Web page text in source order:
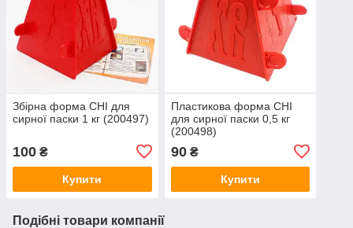
Збірна форма CHI для
сирної паски 1 кг (200497)
100 ₴
Купити
Пластикова форма CHI
для сирної паски 0,5 кг
(200498)
90₴
Купити
Подібні товари компанії